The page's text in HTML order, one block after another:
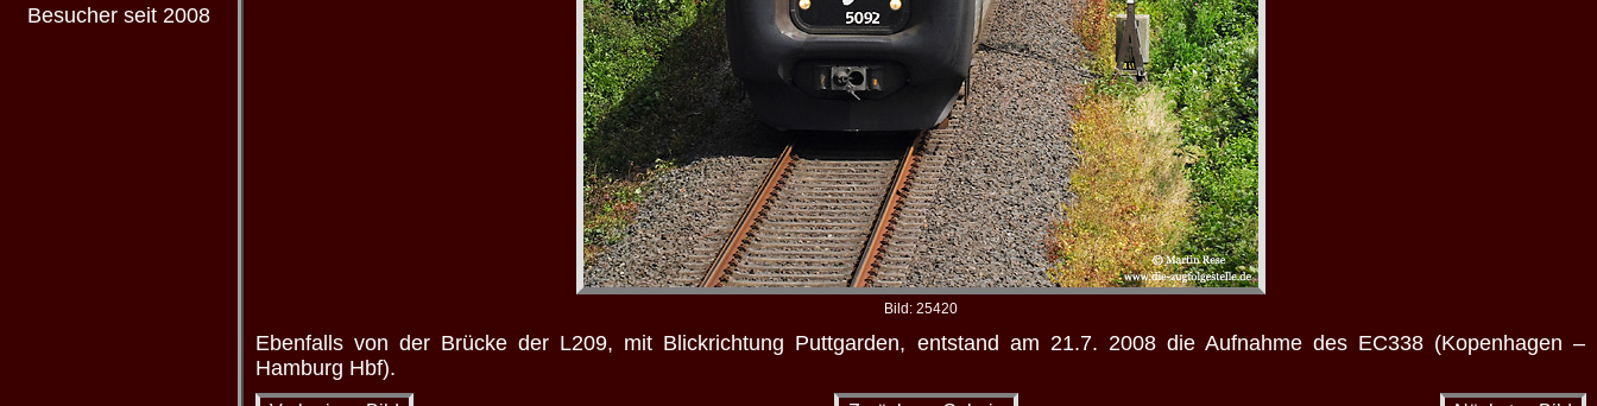
Besucher seit 2008
Bild: 25420
Ebenfalls von der Brücke der L209, mit Blickrichtung Puttgarden, entstand am 21.7. 2008 die Aufnahme des EC338 (Kopenhagen –
Hamburg Hbf).